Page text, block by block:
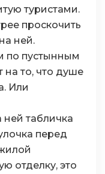
туристами.
проскочить
ней.
по пустынным
на то, что душе
Или
ней табличка
перед
отделку, это